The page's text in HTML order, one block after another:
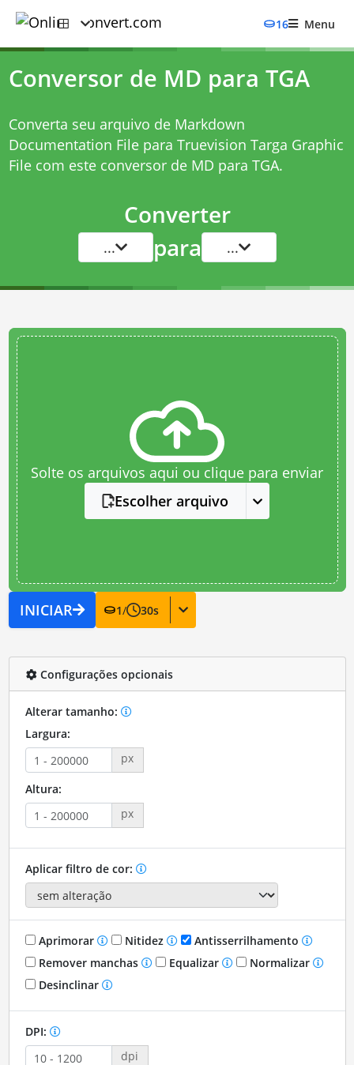
16 Menu
Conversor de MD para TGA
Converta seu arquivo de Markdown
Documentation File para Truevision Targa Graphic
File com este conversor de MD para TGA.
Converter
... para ...
Solte os arquivos aqui ou clique para enviar
Escolher arquivo
INICIAR 1/ 30s
Configurações opcionais
Alterar tamanho:
Largura:
px
Altura:
px
Aplicar filtro de cor:
Aprimorar Nitidez
Antisserrilhamento
Remover manchas
Equalizar
Normalizar
Desinclinar
DPI:
dpi